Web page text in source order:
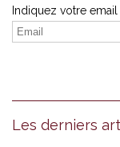
Indiquez votre
Les derniers